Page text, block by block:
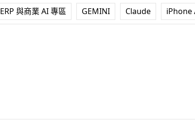
ERP 與商業 AI 專區 GEMINI Claude iPhone